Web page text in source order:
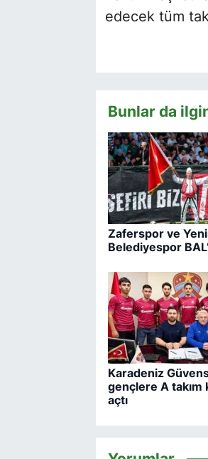
edecek tüm
Bunlar da
Zaferspor ve
Belediyespor
Karadeniz
gençlere A takım
açtı